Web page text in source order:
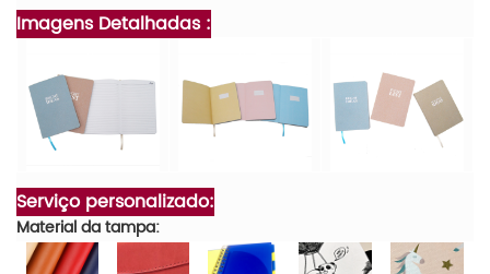
Imagens Detalhadas :
Serviço personalizado:
Material da tampa: